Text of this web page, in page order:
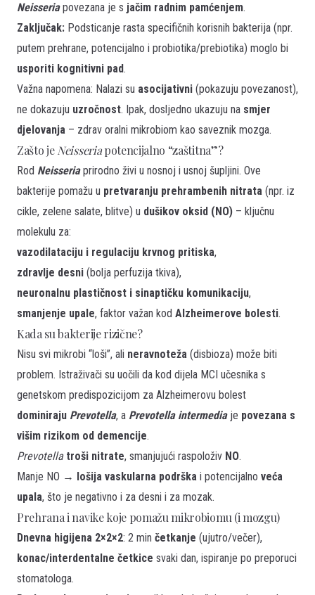
Neisseriapovezana je s jačim radnim pamćenjem.
Zaključak: Podsticanje rasta specifičnih korisnih bakterija (npr.
putem prehrane, potencijalno i probiotika/prebiotika) moglo bi
usporiti kognitivni pad.
Važna napomena: Nalazi su asocijativni (pokazuju povezanost),
ne dokazuju uzročnost. Ipak, dosljedno ukazuju na smjer
djelovanja – zdrav oralni mikrobiom kao saveznik mozga.
Zašto jeNeisseriapotencijalno “zaštitna”?
Rod Neisseriaprirodno živi u nosnoj i usnoj šupljini. Ove
bakterije pomažu u pretvaranju prehrambenih nitrata (npr. iz
cikle, zelene salate, blitve) u dušikov oksid (NO) – ključnu
molekulu za:
vazodilataciju i regulaciju krvnog pritiska,
zdravlje desni (bolja perfuzija tkiva),
neuronalnu plastičnost i sinaptičku komunikaciju,
smanjenje upale, faktor važan kod Alzheimerove bolesti.
Kada su bakterije rizične?
Nisu svi mikrobi “loši”, ali neravnoteža (disbioza) može biti
problem. Istraživači su uočili da kod dijela MCI učesnika s
genetskom predispozicijom za Alzheimerovu bolest
dominiraju Prevotella, a Prevotella intermediaje povezana s
višim rizikom od demencije.
Prevotella troši nitrate, smanjujući raspoloživ NO.
Manje NO →
lošija vaskularna podrška i potencijalno veća
upala, što je negativno i za desni i za mozak.
Prehrana i navike koje pomažu mikrobiomu (i mozgu)
Dnevna higijena 2×2×2: 2 min četkanje (ujutro/večer),
konac/interdentalne četkice svaki dan, ispiranje po preporuci
stomatologa.